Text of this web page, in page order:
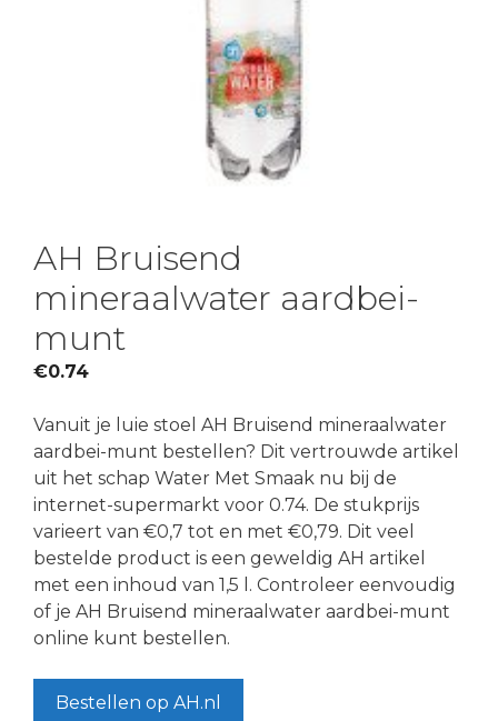
AH Bruisend
mineraalwater aardbei-
munt
€0.74
Vanuit je luie stoel AH Bruisend mineraalwater
aardbei-munt bestellen? Dit vertrouwde artikel
uit het schap Water Met Smaak nu bij de
internet-supermarkt voor 0.74. De stukprijs
varieert van €0,7 tot en met €0,79. Dit veel
bestelde product is een geweldig AH artikel
met een inhoud van 1,5 l. Controleer eenvoudig
of je AH Bruisend mineraalwater aardbei-munt
online kunt bestellen.
Bestellen op AH.nl